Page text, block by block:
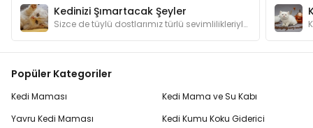
Kedinizi Şımartacak Şeyler
Sizce de tüylü dostlarımız türlü sevimlilikleriyle şımartılmayı hak etmiyorlar mı? Kedilerimizin canının sıkılmaması için hangi hediyelerden alalım?
Popüler Kategoriler
Kedi Maması
Yavru Kedi Maması
Kedi Mama ve Su Kabı
Kedi Kumu Koku Giderici